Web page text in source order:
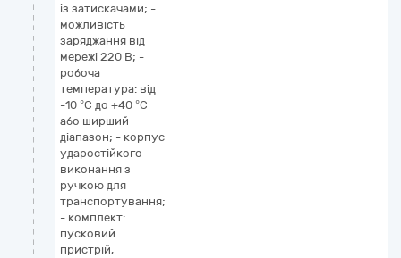
із затискачами; -
можливість
заряджання від
мережі 220 В; -
робоча
температура: від
-10 °С до +40 °С
або ширший
діапазон; - корпус
ударостійкого
виконання з
ручкою для
транспортування;
- комплект:
пусковий
пристрій,